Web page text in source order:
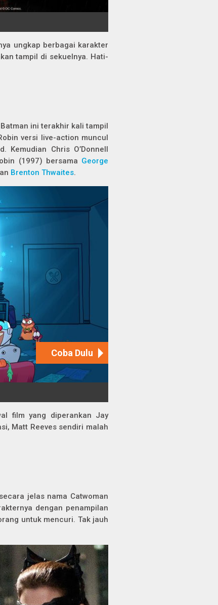
ungkap berbagai karakter
tampil di sekuelnya. Hati-
ini terakhir kali tampil
versi live-action muncul
Chris O’Donnell
(1997) bersama George
Brenton Thwaites.
film yang diperankan Jay
Matt Reeves sendiri malah
jelas nama Catwoman
dengan penampilan
untuk mencuri. Tak jauh